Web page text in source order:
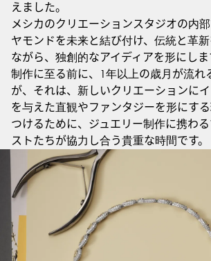
えました。
メシカのクリエーションスタジオの内
ヤモンドを未来と結び付け、伝統と革
ながら、独創的なアイディアを形にし
制作に至る前に、1年以上の歳月が流れ
が、それは、新しいクリエーションに
を与えた直観やファンタジーを形にす
つけるために、ジュエリー制作に携わる
ストたちが協力し合う貴重な時間です。